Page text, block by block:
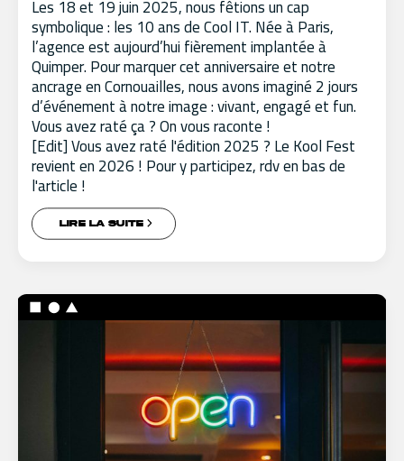
Les 18 et 19 juin 2025, nous fêtions un cap
symbolique : les 10 ans de Cool IT. Née à Paris,
l’agence est aujourd’hui fièrement implantée à
Quimper. Pour marquer cet anniversaire et notre
ancrage en Cornouailles, nous avons imaginé 2 jours
d’événement à notre image : vivant, engagé et fun.
Vous avez raté ça ? On vous raconte !
[Edit] Vous avez raté l'édition 2025 ? Le Kool Fest
revient en 2026 ! Pour y participez, rdv en bas de
l'article !
LIRE LA SUITE